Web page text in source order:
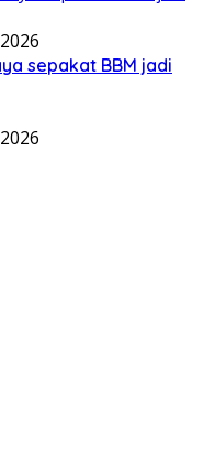
sepakat BBM jadi